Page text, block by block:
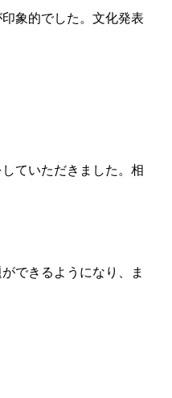
象的でした。文化発表
ていただきました。相
できるようになり、ま